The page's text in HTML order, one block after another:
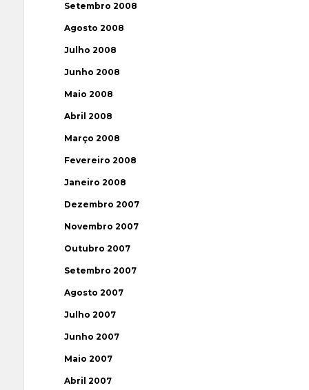
Setembro 2008
Agosto 2008
Julho 2008
Junho 2008
Maio 2008
Abril 2008
Março 2008
Fevereiro 2008
Janeiro 2008
Dezembro 2007
Novembro 2007
Outubro 2007
Setembro 2007
Agosto 2007
Julho 2007
Junho 2007
Maio 2007
Abril 2007